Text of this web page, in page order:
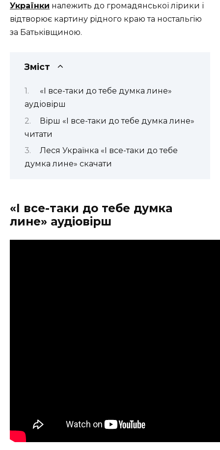
Українки належить до громадянської лірики і
вiдтворює картину рiдного краю та ностальгiю
за Батькiвщиною.
Зміст
«І все-таки до тебе думка лине»
аудіовірш
Вірш «І все-таки до тебе думка лине»
читати
Леся Українка «І все-таки до тебе
думка лине» скачати
«І все-таки до тебе думка
лине» аудіовірш